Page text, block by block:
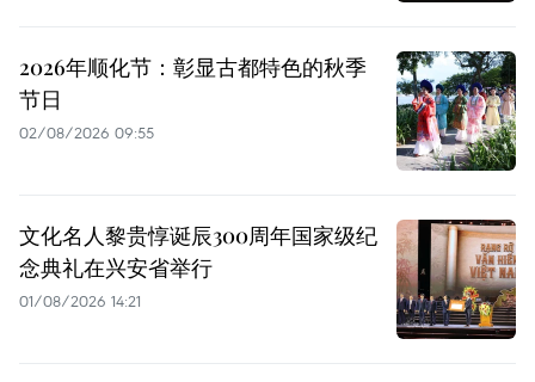
2026年顺化节：彰显古都特色的秋季
节日
02/08/2026 09:55
文化名人黎贵惇诞辰300周年国家级纪
念典礼在兴安省举行
01/08/2026 14:21